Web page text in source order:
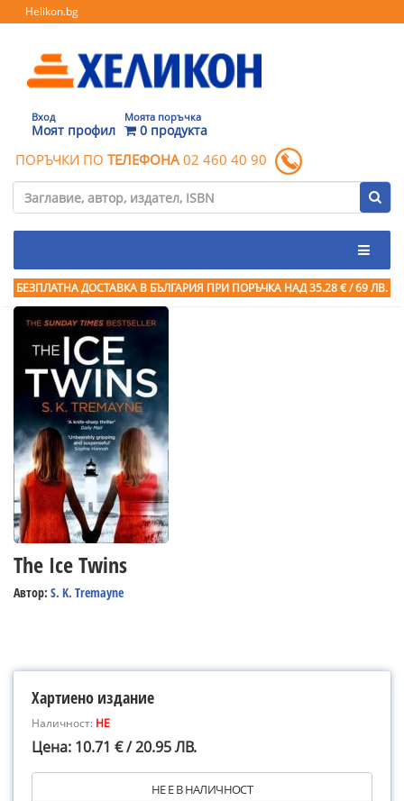
Helikon.bg
Вход
Моят профил
Моята поръчка
0 продукта
ПОРЪЧКИ ПО ТЕЛЕФОНА 02 460 40 90
БЕЗПЛАТНА ДОСТАВКА В БЪЛГАРИЯ ПРИ ПОРЪЧКА НАД 35.28 € / 69 ЛВ.
The Ice Twins
Автор: S. K. Tremayne
Хартиено издание
Наличност: НЕ
Цена: 10.71 € / 20.95 ЛВ.
НЕ Е В НАЛИЧНОСТ